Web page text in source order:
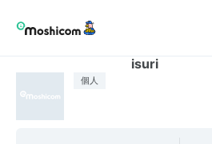
個人
isuri